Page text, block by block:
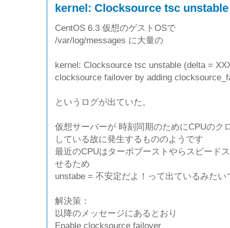
kernel: Clocksource tsc unstable
CentOS 6.3 仮想のゲストOSで
/var/log/messages に大量の
kernel: Clocksource tsc unstable (delta =
clocksource failover by adding
というログが出ていた。
仮想サーバーが 時刻同期のためにCPUのク
している故に発生するもののようです
最近のCPUはターボブーストやらスピード
せるため
unstabe = 不安定だよ！って出ているみたい
解決策：
以降のメッセージにあるとおり
Enable clocksource failover